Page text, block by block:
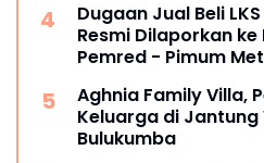
Dugaan Jual Beli
Resmi Dilaporkan
Pemred - Pimum
Aghnia Family Villa,
Keluarga di
Bulukumba